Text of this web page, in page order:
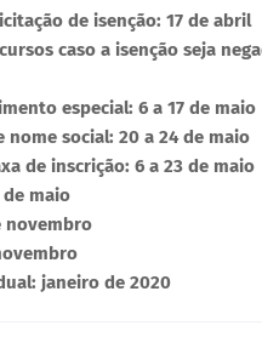
de isenção: 17 de abril
caso a isenção seja
especial: 6 a 17 de maio
nome social: 20 a 24 de maio
de inscrição: 6 a 23 de maio
de maio
novembro
janeiro de 2020